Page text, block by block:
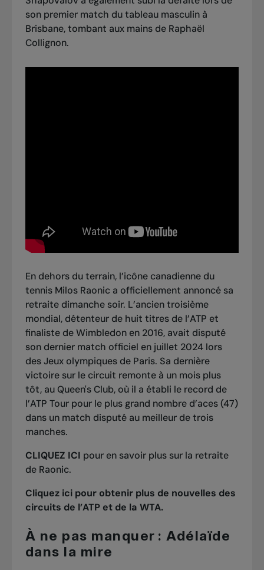
son premier match du tableau masculin à
Brisbane, tombant aux mains de Raphaël
Collignon.
En dehors du terrain, l’icône canadienne du
tennis Milos Raonic a officiellement annoncé sa
retraite dimanche soir. L’ancien troisième
mondial, détenteur de huit titres de l’ATP et
finaliste de Wimbledon en 2016, avait disputé
son dernier match officiel en juillet 2024 lors
des Jeux olympiques de Paris. Sa dernière
victoire sur le circuit remonte à un mois plus
tôt, au Queen's Club, où il a établi le record de
l’ATP Tour pour le plus grand nombre d’aces (47)
dans un match disputé au meilleur de trois
manches.
CLIQUEZ ICI pour en savoir plus sur la retraite
de Raonic.
Cliquez ici pour obtenir plus de nouvelles des
circuits de l’ATP et de la WTA.
À ne pas manquer : Adélaïde
dans la mire